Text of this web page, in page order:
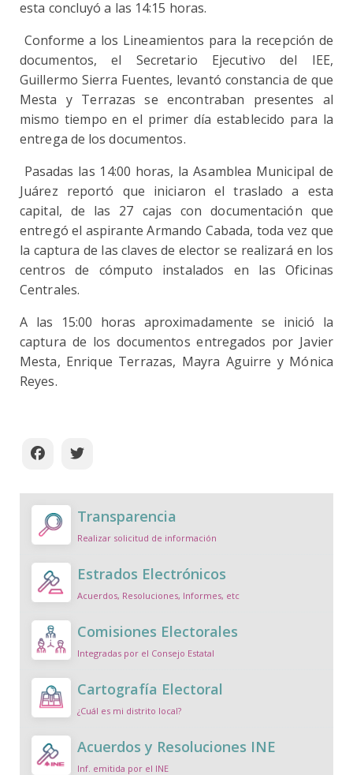
esta concluyó a las 14:15 horas.
Conforme a los Lineamientos para la recepción de
documentos, el Secretario Ejecutivo del IEE,
Guillermo Sierra Fuentes, levantó constancia de que
Mesta y Terrazas se encontraban presentes al
mismo tiempo en el primer día establecido para la
entrega de los documentos.
Pasadas las 14:00 horas, la Asamblea Municipal de
Juárez reportó que iniciaron el traslado a esta
capital, de las 27 cajas con documentación que
entregó el aspirante Armando Cabada, toda vez que
la captura de las claves de elector se realizará en los
centros de cómputo instalados en las Oficinas
Centrales.
A las 15:00 horas aproximadamente se inició la
captura de los documentos entregados por Javier
Mesta, Enrique Terrazas, Mayra Aguirre y Mónica
Reyes.
Transparencia
Realizar solicitud de información
Estrados Electrónicos
Acuerdos, Resoluciones, Informes, etc
Comisiones Electorales
Integradas por el Consejo Estatal
Cartografía Electoral
¿Cuál es mi distrito local?
Acuerdos y Resoluciones INE
Inf. emitida por el INE